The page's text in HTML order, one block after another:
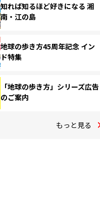
知れば知るほど好きになる 湘
南・江の島
地球の歩き方45周年記念 イン
ド特集
「地球の歩き方」シリーズ広告
のご案内
もっと見る